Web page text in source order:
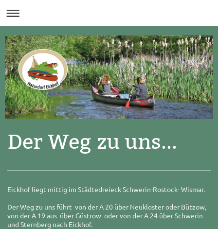
Der Weg zu uns...
Eickhof liegt mittig im Städtedreieck Schwerin-Rostock- Wismar.
Der Weg zu uns führt von der A 20 über Neukloster oder Bützow,
von der A 19 aus über Güstrow oder von der A 24 über Schwerin
und Sternberg nach Eickhof.